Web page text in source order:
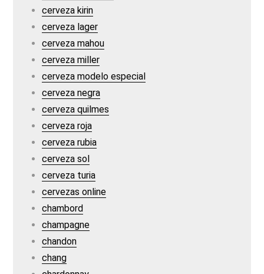
cerveza kirin
cerveza lager
cerveza mahou
cerveza miller
cerveza modelo especial
cerveza negra
cerveza quilmes
cerveza roja
cerveza rubia
cerveza sol
cerveza turia
cervezas online
chambord
champagne
chandon
chang